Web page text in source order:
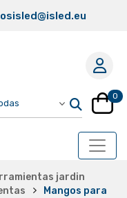
0
jardin
Mangos para